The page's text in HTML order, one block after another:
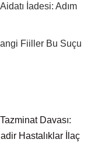
İadesi: Adım
Fiiller Bu Suçu
Davası:
Hastalıklar İlaç